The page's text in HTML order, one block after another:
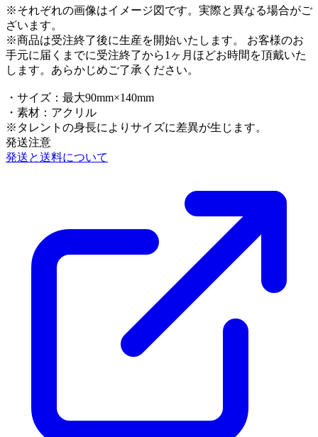
※それぞれの画像はイメージ図です。実際と異なる場合がご
ざいます。
※商品は受注終了後に生産を開始いたします。 お客様のお
手元に届くまでに受注終了から1ヶ月ほどお時間を頂戴いた
します。あらかじめご了承ください。
・サイズ：最大90mm×140mm
・素材：アクリル
※タレントの身長によりサイズに差異が生じます。
発送注意
発送と送料について